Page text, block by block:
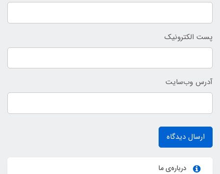
پست الکترونیک
آدرس وب‌سایت
ارسال دیدگاه
درباره‌ی ما